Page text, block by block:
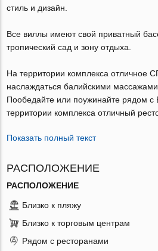
стиль и дизайн.
Все виллы имеют свой приватный
тропический сад и зону отдыха.
На территории комплекса отличное
наслаждаться балийскими
Пообедайте или поужинайте рядом
территории комплекса отличный
Показать полный текст
РАСПОЛОЖЕНИЕ
РАСПОЛОЖЕНИЕ
Близко к пляжу
Близко к торговым центрам
Рядом с ресторанами